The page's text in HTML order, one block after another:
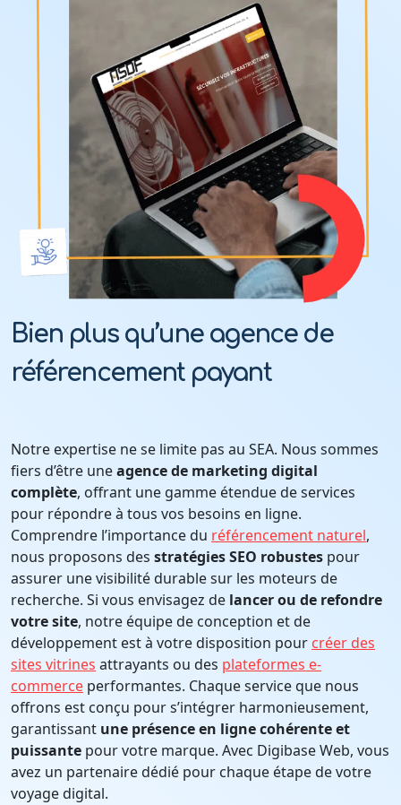
Bien plus qu’une agence de
référencement payant
Notre expertise ne se limite pas au SEA. Nous sommes
fiers d’être uneagence de marketing digital
complète, offrant une gamme étendue de services
pour répondre à tous vos besoins en ligne.
Comprendre l’importance du référencement naturel,
nous proposons des stratégies SEO robustes pour
assurer une visibilité durable sur les moteurs de
recherche. Si vous envisagez de lancer ou de refondre
votre site, notre équipe de conception et de
développement est à votre disposition pour créer des
sites vitrines attrayants ou des plateformes e-
commerce performantes. Chaque service que nous
offrons est conçu pour s’intégrer harmonieusement,
garantissant une présence en ligne cohérente et
puissante pour votre marque. Avec Digibase Web, vous
avez un partenaire dédié pour chaque étape de votre
voyage digital.